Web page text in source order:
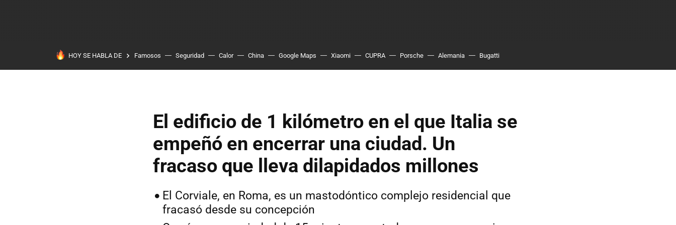
HOY SE HABLA DE Famosos Seguridad Calor China Google Maps Xiaomi CUPRA Porsche Alemania Bugatti
El edificio de 1 kilómetro en el que Italia se
empeñó en encerrar una ciudad. Un
fracaso que lleva dilapidados millones
El Corviale, en Roma, es un mastodóntico complejo residencial que
fracasó desde su concepción